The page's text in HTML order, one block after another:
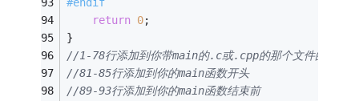
#endif
return 0;
}
//1-78行添加到你带main的.c或.cpp的那个文件的最前
//81-85行添加到你的main函数开头
//89-93行添加到你的main函数结束前